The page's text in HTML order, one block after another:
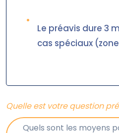
•
Le préavis dure 3
cas spéciaux
Quelle est votre question